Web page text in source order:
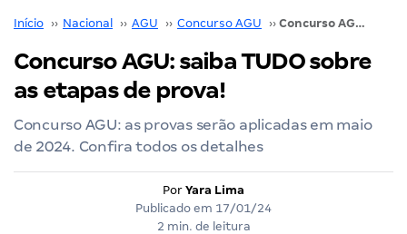
Início ›› Nacional ›› AGU ›› Concurso AGU ›› Concurso AGU: saiba TUDO sobre as etapas de prova!
Concurso AGU: saiba TUDO sobre
as etapas de prova!
Concurso AGU: as provas serão aplicadas em maio
de 2024. Confira todos os detalhes
Por Yara Lima
Publicado em 17/01/24
2 min. de leitura